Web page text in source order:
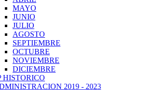
MAYO
JUNIO
JULIO
AGOSTO
SEPTIEMBRE
OCTUBRE
NOVIEMBRE
DICIEMBRE
HISTORICO
2019 - 2023